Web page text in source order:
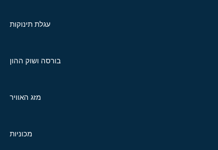
עגלת תינוקות
בורסה ושוק ההון
מזג האוויר
מכוניות